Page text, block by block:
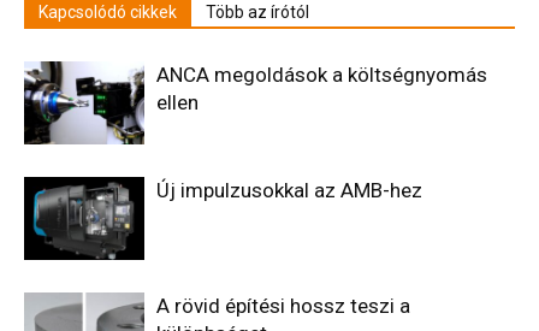
Kapcsolódó cikkek Több az írótól
ANCA megoldások a költségnyomás
ellen
Új impulzusokkal az AMB-hez
A rövid építési hossz teszi a